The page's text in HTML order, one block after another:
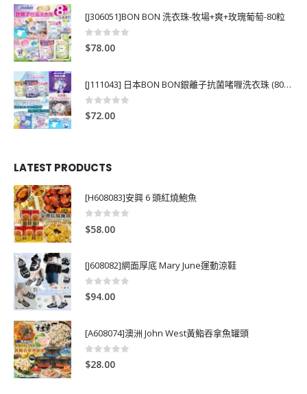
[J306051]BON BON 洗衣珠-牧場+爽+玫瑰葡萄-80粒
0out of 5
$78.00
[J111043] 日本BON BON銀離子抗菌啫喱洗衣珠 (80粒)
0out of 5
$72.00
LATEST PRODUCTS
[H608083]安興 6 頭紅燒鮑魚
0
$58.00
[J608082]網面厚底 Mary June運動涼鞋
0 out of 5
$94.00
[A608074]澳洲 John West黃鮨吞拿魚罐頭
0 out of 5
$28.00